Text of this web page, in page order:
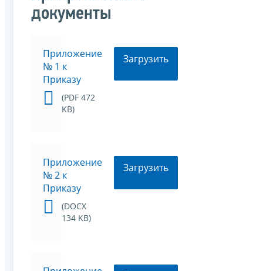
документы
Приложение
№ 1 к
Приказу
(PDF 472
KB)
Загрузить
Приложение
№ 2 к
Приказу
(DOCX
134 KB)
Загрузить